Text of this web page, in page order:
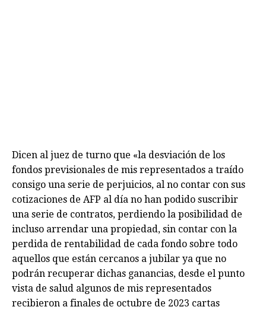
Dicen al juez de turno que «la desviación de los
fondos previsionales de mis representados a traído
consigo una serie de perjuicios, al no contar con sus
cotizaciones de AFP al día no han podido suscribir
una serie de contratos, perdiendo la posibilidad de
incluso arrendar una propiedad, sin contar con la
perdida de rentabilidad de cada fondo sobre todo
aquellos que están cercanos a jubilar ya que no
podrán recuperar dichas ganancias, desde el punto
vista de salud algunos de mis representados
recibieron a finales de octubre de 2023 cartas